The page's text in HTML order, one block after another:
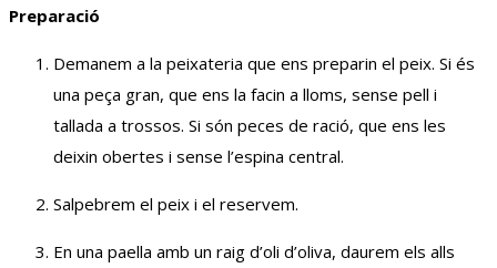
Preparació
Demanem a la peixateria que ens preparin el peix. Si és
una peça gran, que ens la facin a lloms, sense pell i
tallada a trossos. Si són peces de ració, que ens les
deixin obertes i sense l’espina central.
Salpebrem el peix i el reservem.
En una paella amb un raig d’oli d’oliva, daurem els alls